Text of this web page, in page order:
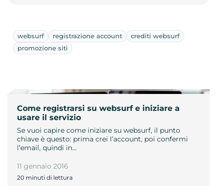
websurf registrazione account
crediti websurf
promozione siti
Come registrarsi su websurf e iniziare a
usare il servizio
Se vuoi capire come iniziare su websurf, il punto
chiave è questo: prima crei l’account, poi confermi
l’email, quindi in…
11 gennaio 2016
20 minuti di lettura